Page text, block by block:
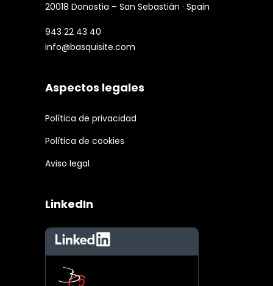
20018 Donostia – San Sebastián · Spain
943 22 43 40
info@basquisite.com
Aspectos legales
Política de privacidad
Política de cookies
Aviso legal
LinkedIn
LinkedIn